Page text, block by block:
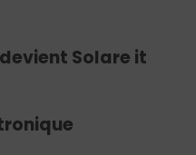
Solare it